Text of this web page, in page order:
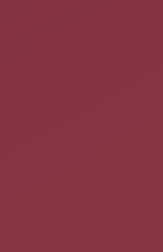
[[https://
en